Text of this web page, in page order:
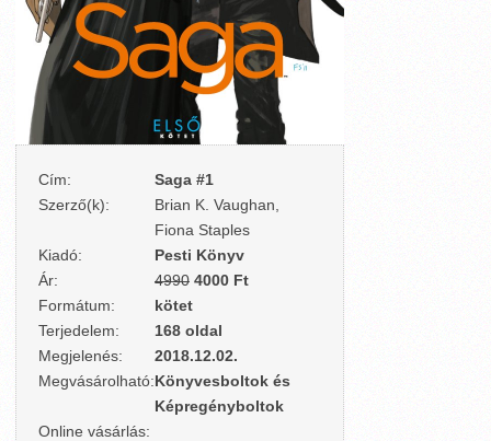
Cím:
Saga #1
Szerző(k):
Brian K. Vaughan,
Fiona Staples
Kiadó:
Pesti Könyv
Ár:
4990 4000 Ft
Formátum:
kötet
Terjedelem:
168 oldal
Megjelenés:
2018.12.02.
Megvásárolható:Könyvesboltok és
Képregényboltok
Online vásárlás: